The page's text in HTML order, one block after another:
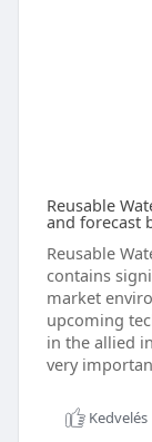
Reusable
and forecast
Reusable
contains
market
upcoming
in the allied
very
Kedvelés